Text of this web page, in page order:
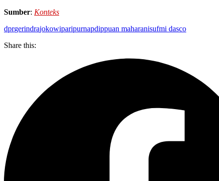
Sumber: Konteks
dprgerindrajokowiparipurnapdippuan maharanisufmi dasco
Share this: